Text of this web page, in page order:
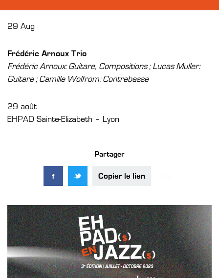
29 Aug
Frédéric Arnoux Trio
Frédéric Arnoux: Guitare, Compositions ; Lucas Muller:
Guitare ; Camille Wolfrom: Contrebasse
29 août
EHPAD Sainte-Elizabeth – Lyon
Partager
Copier le lien